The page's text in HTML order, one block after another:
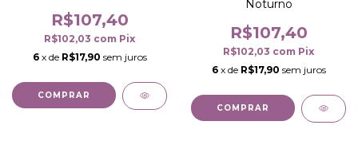
R$107,40
R$102,03 com Pix
6 x de R$17,90 sem juros
COMPRAR
Noturno
R$107,40
R$102,03 com Pix
6 x de R$17,90 sem juros
COMPRAR